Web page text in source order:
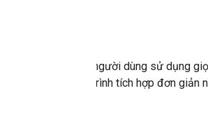
cách cho phép người dùng sử dụng
ứng dụng. Quá trình tích hợp đơn giản